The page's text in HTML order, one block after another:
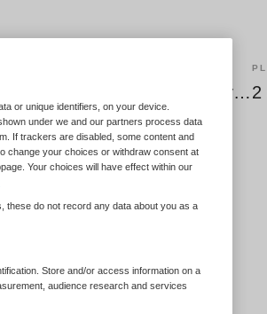
Tijdelijk met uitzicht op vast2
or unique identifiers, on your device.
under we and our partners process data
If trackers are disabled, some content and
change your choices or withdraw consent at
Your choices will have effect within our
these do not record any data about you as a
Store and/or access information on a
audience research and services